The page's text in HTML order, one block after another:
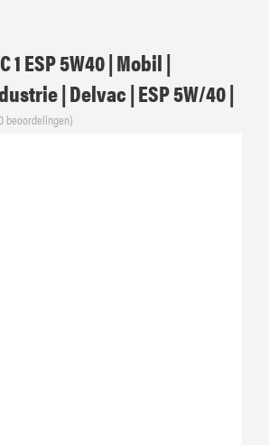
1 ESP 5W40 | Mobil |
| Delvac | ESP 5W/40 |
beoordelingen)